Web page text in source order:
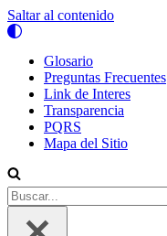
Saltar al contenido
Glosario
Preguntas Frecuentes
Link de Interes
Transparencia
PQRS
Mapa del Sitio
Buscar...